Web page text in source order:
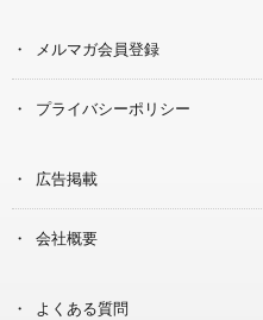
メルマガ会員登録
プライバシーポリシー
広告掲載
会社概要
よくある質問